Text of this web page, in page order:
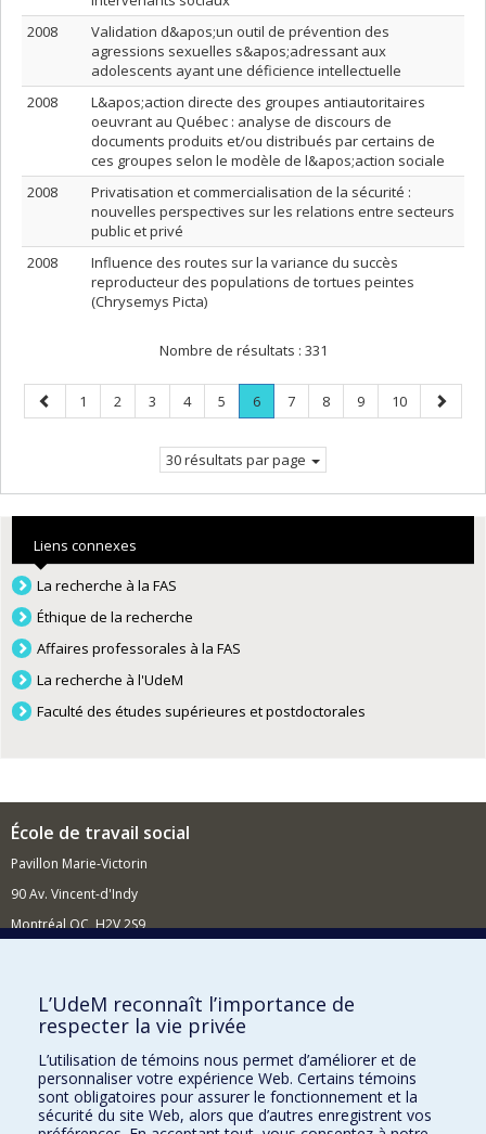
2008
Validation d&apos;un outil de prévention des
agressions sexuelles s&apos;adressant aux
adolescents ayant une déficience intellectuelle
2008
L&apos;action directe des groupes antiautoritaires
oeuvrant au Québec : analyse de discours de
documents produits et/ou distribués par certains de
ces groupes selon le modèle de l&apos;action sociale
2008
Privatisation et commercialisation de la sécurité :
nouvelles perspectives sur les relations entre secteurs
public et privé
2008
Influence des routes sur la variance du succès
reproducteur des populations de tortues peintes
(Chrysemys Picta)
Nombre de résultats : 331
Page
précédente
Page
1 Page
2 Page
3 Page
4 Page
5 Page
6.
Page
Page
7 Page
8 Page
9 Page
10
Page
30 résultats par page
Liens connexes
La recherche à la FAS
Éthique de la recherche
Affaires professorales à la FAS
La recherche à l'UdeM
Faculté des études supérieures et postdoctorales
École de travail social
Pavillon Marie-Victorin
90 Av. Vincent-d'Indy
Montréal QC H2V 2S9
Comment soutenir l'École?
BESOIN D'AIDE?
Plan du site
Signaler une erreur
Accessibilité
L’UdeM reconnaît l’importance de
respecter la vie privée
L’utilisation de témoins nous permet d’améliorer et de
personnaliser votre expérience Web. Certains témoins
sont obligatoires pour assurer le fonctionnement et la
sécurité du site Web, alors que d’autres enregistrent vos